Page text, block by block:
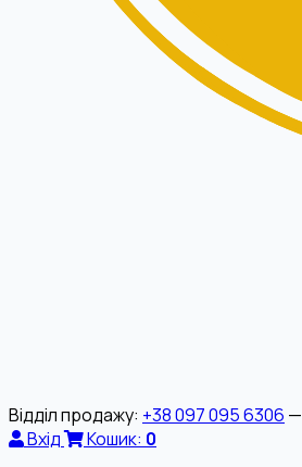
Відділ продажу: +38 097 095 6306 —
Вхід
Кошик: 0